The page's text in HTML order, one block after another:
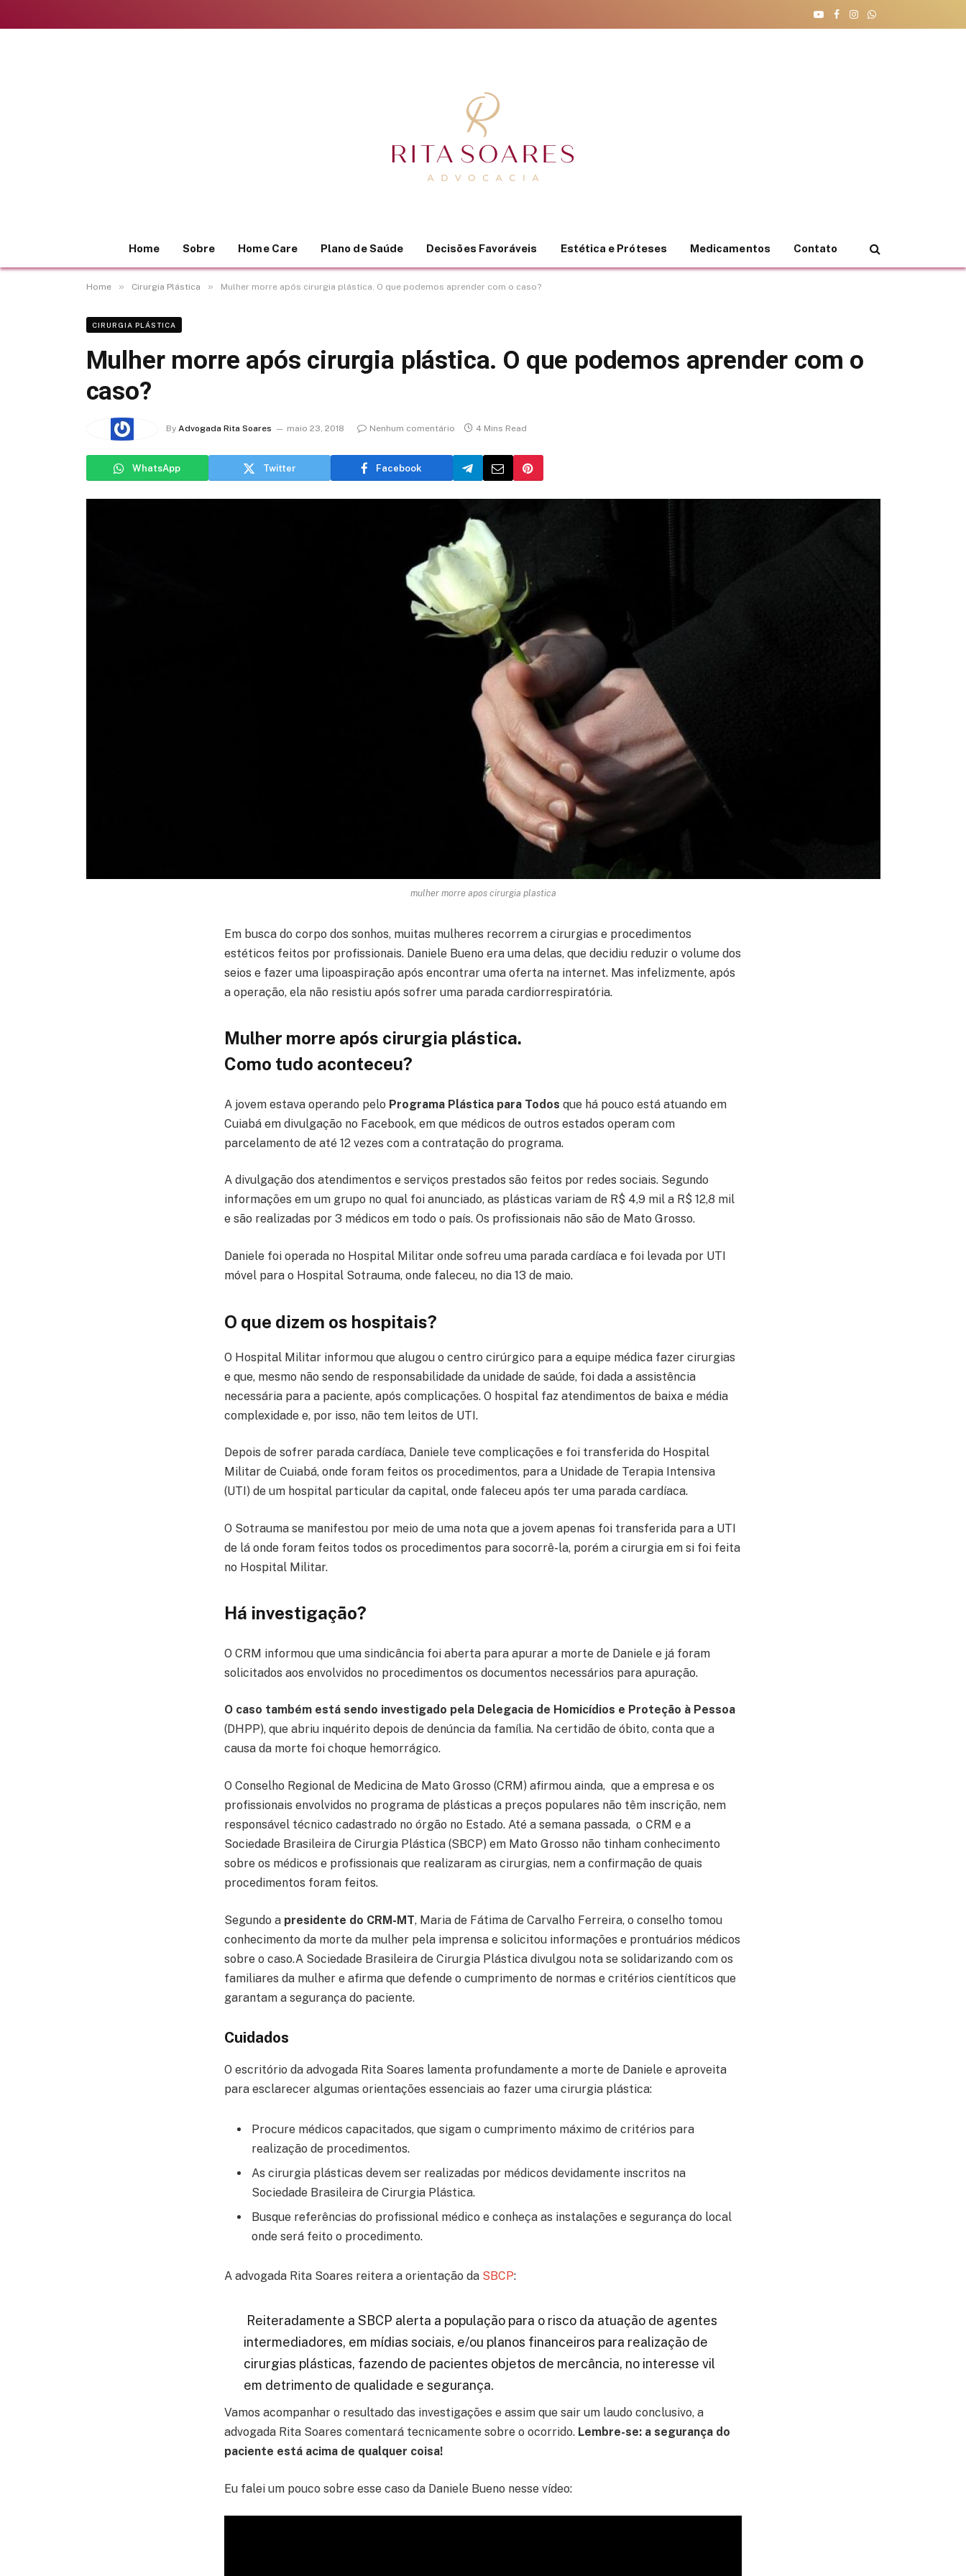
YouTube
Facebook
Instagram
WhatsApp
Home Sobre Home Care Plano de Saúde Decisões Favoráveis Estética e Próteses Medicamentos Contato
Home » Cirurgia Plástica » Mulher morre após cirurgia plástica. O que podemos aprender com o caso?
CIRURGIA PLÁSTICA
Mulher morre após cirurgia plástica. O que podemos aprender com o
caso?
By Advogada Rita Soares maio 23, 2018 Nenhum comentário 4 Mins Read
WhatsApp Twitter Facebook
mulher morre apos cirurgia plastica
Em busca do corpo dos sonhos, muitas mulheres recorrem a cirurgias e procedimentos
estéticos feitos por profissionais. Daniele Bueno era uma delas, que decidiu reduzir o volume dos
seios e fazer uma lipoaspiração após encontrar uma oferta na internet. Mas infelizmente, após
a operação, ela não resistiu após sofrer uma parada cardiorrespiratória.
Mulher morre após cirurgia plástica.
Como tudo aconteceu?
A jovem estava operando pelo Programa Plástica para Todos que há pouco está atuando em
Cuiabá em divulgação no Facebook, em que médicos de outros estados operam com
parcelamento de até 12 vezes com a contratação do programa.
A divulgação dos atendimentos e serviços prestados são feitos por redes sociais. Segundo
informações em um grupo no qual foi anunciado, as plásticas variam de R$ 4,9 mil a R$ 12,8 mil
e são realizadas por 3 médicos em todo o país. Os profissionais não são de Mato Grosso.
Daniele foi operada no Hospital Militar onde sofreu uma parada cardíaca e foi levada por UTI
móvel para o Hospital Sotrauma, onde faleceu, no dia 13 de maio.
O que dizem os hospitais?
O Hospital Militar informou que alugou o centro cirúrgico para a equipe médica fazer cirurgias
e que, mesmo não sendo de responsabilidade da unidade de saúde, foi dada a assistência
necessária para a paciente, após complicações. O hospital faz atendimentos de baixa e média
complexidade e, por isso, não tem leitos de UTI.
Depois de sofrer parada cardíaca, Daniele teve complicações e foi transferida do Hospital
Militar de Cuiabá, onde foram feitos os procedimentos, para a Unidade de Terapia Intensiva
(UTI) de um hospital particular da capital, onde faleceu após ter uma parada cardíaca.
O Sotrauma se manifestou por meio de uma nota que a jovem apenas foi transferida para a UTI
de lá onde foram feitos todos os procedimentos para socorrê-la, porém a cirurgia em si foi feita
no Hospital Militar.
Há investigação?
O CRM informou que uma sindicância foi aberta para apurar a morte de Daniele e já foram
solicitados aos envolvidos no procedimentos os documentos necessários para apuração.
O caso também está sendo investigado pela Delegacia de Homicídios e Proteção à Pessoa
(DHPP), que abriu inquérito depois de denúncia da família. Na certidão de óbito, conta que a
causa da morte foi choque hemorrágico.
O Conselho Regional de Medicina de Mato Grosso (CRM) afirmou ainda, que a empresa e os
profissionais envolvidos no programa de plásticas a preços populares não têm inscrição, nem
responsável técnico cadastrado no órgão no Estado. Até a semana passada, o CRM e a
Sociedade Brasileira de Cirurgia Plástica (SBCP) em Mato Grosso não tinham conhecimento
sobre os médicos e profissionais que realizaram as cirurgias, nem a confirmação de quais
procedimentos foram feitos.
Segundo a presidente do CRM-MT, Maria de Fátima de Carvalho Ferreira, o conselho tomou
conhecimento da morte da mulher pela imprensa e solicitou informações e prontuários médicos
sobre o caso.A Sociedade Brasileira de Cirurgia Plástica divulgou nota se solidarizando com os
familiares da mulher e afirma que defende o cumprimento de normas e critérios cientíticos que
garantam a segurança do paciente.
Cuidados
O escritório da advogada Rita Soares lamenta profundamente a morte de Daniele e aproveita
para esclarecer algumas orientações essenciais ao fazer uma cirurgia plástica:
Procure médicos capacitados, que sigam o cumprimento máximo de critérios para
realização de procedimentos.
As cirurgia plásticas devem ser realizadas por médicos devidamente inscritos na
Sociedade Brasileira de Cirurgia Plástica.
Busque referências do profissional médico e conheça as instalações e segurança do local
onde será feito o procedimento.
A advogada Rita Soares reitera a orientação da SBCP:
Reiteradamente a SBCP alerta a população para o risco da atuação de agentes
intermediadores, em mídias sociais, e/ou planos financeiros para realização de
cirurgias plásticas, fazendo de pacientes objetos de mercância, no interesse vil
em detrimento de qualidade e segurança.
Vamos acompanhar o resultado das investigações e assim que sair um laudo conclusivo, a
advogada Rita Soares comentará tecnicamente sobre o ocorrido. Lembre-se: a segurança do
paciente está acima de qualquer coisa!
Eu falei um pouco sobre esse caso da Daniele Bueno nesse vídeo: